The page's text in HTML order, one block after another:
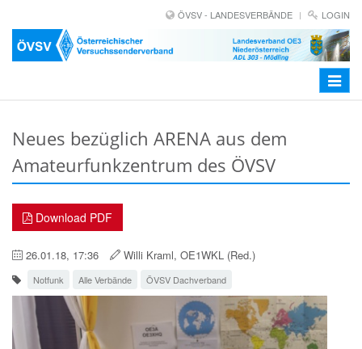
ÖVSV - LANDESVERBÄNDE LOGIN
Toggle
Neues bezüglich ARENA aus dem
Amateurfunkzentrum des ÖVSV
Download PDF
26.01.18, 17:36 Willi Kraml, OE1WKL (Red.)
Notfunk Alle Verbände ÖVSV Dachverband